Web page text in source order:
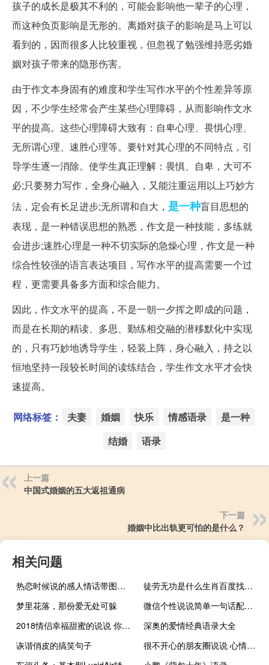
孩子的成长是极其不利的，可能会影响他一辈子的心理，
而这种负页影响是无形的。离婚对孩子的影响是马上可以
看到的，因而很多人比较重视，但忽视了勉强维持恶劣婚
姻对孩子带来的隐形伤害。
由于作文本身固有的难度和学生写作水平的个性差异等原
因，不少学生经常会产生某些心理障碍，从而影响作文水
平的提高。这些心理障碍大致有：自卑心理、畏惧心理、
无所谓心理、速胜心理等。要针对其心理的不同特点，引
导学生逐一消除。使学生真正理解：畏惧、自卑，大可不
必;只要努力写作，全身心融入，又能注重运用以上巧妙方
法，定会有长足进步;无所谓和自大， 是一种盲目思想的
表现，是一种错误思想的熟悉，作文是一种技能，多练就
会进步;速胜心理是一种不切实际的急燥心理，作文是一种
综合性较强的语言表达项目，写作水平的提高需要一个过
程，更需要具备多方面和综合能力。
因此，作文水平的提高，不是一朝一夕挥之即成的问题，
而是在长期的精读、多思、勤练相交融的潜移默化中实现
的，只有巧妙地诱导学生，轻装上阵，身心融入，持之以
恒地坚持一段较长时间的读练结合，学生作文水平才会快
速提高。
网络标签： 夫妻 婚姻 快乐 情感语录
是一种
结婚
语录
上一篇
中国式婚姻的五大返祖通病
下一篇
婚姻中比出轨更可怕的是什么？
相关问题
热恋时候说的感人情话带图片 恋爱中超甜的说说精选
徒劳无功是什么生肖百度找最佳答案最最准生肖（徒劳无功是什么生肖）
梦里花落，那份爱无处可躲
微信个性说说简单一句话配图 十分精辟的短句带图片
2018情侣幸福甜蜜的说说 你不小心笑一笑我就喜欢了好多年
深奥的爱情经典语录大全
诙谐俏皮的搞笑句子
很不开心的朋友圈说说 心情十分低落的句子